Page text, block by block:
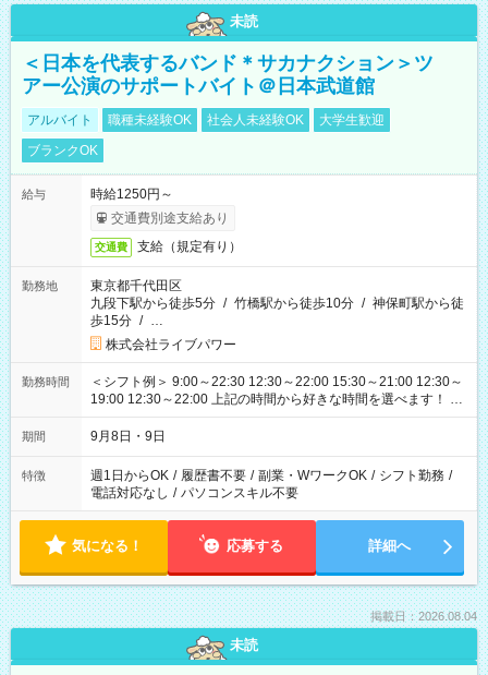
未読
＜日本を代表するバンド＊サカナクション＞ツ
アー公演のサポートバイト＠日本武道館
アルバイト 職種未経験OK 社会人未経験OK
大学生歓迎
ブランクOK
給与
時給1250円～
交通費別途支給あり
交通費 支給（規定有り）
勤務地
東京都千代田区
九段下駅から徒歩5分 / 竹橋駅から徒歩10分 / 神保町駅から徒
歩15分 / …
株式会社ライブパワー
勤務時間
＜シフト例＞ 9:00～22:30 12:30～22:00 15:30～21:00 12:30～
19:00 12:30～22:00 上記の時間から好きな時間を選べます！ ※
時間は変更となる可能性があります
期間 9月8日・9日
特徴 週1日からOK / 履歴書不要 / 副業・WワークOK / シフト勤務 /
電話対応なし / パソコンスキル不要
気になる！ 応募する 詳細へ
掲載日：2026.08.04
未読